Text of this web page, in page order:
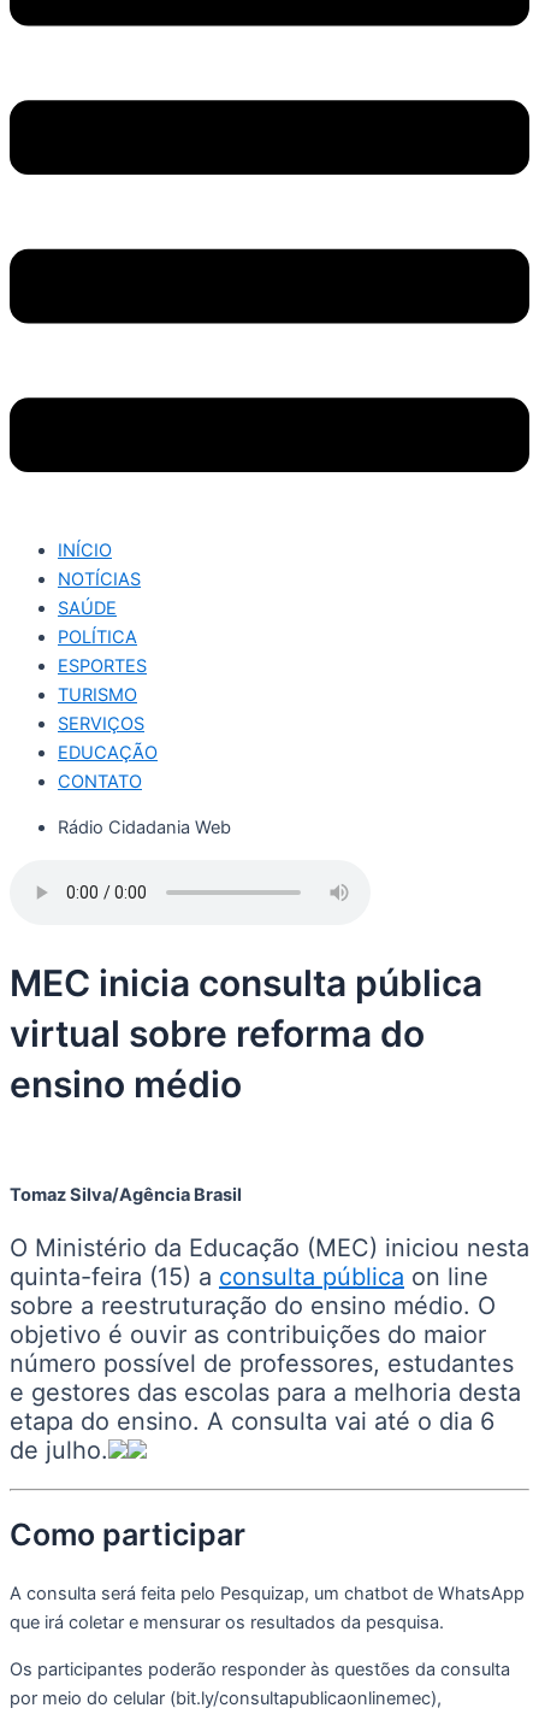
INÍCIO
NOTÍCIAS
SAÚDE
POLÍTICA
ESPORTES
TURISMO
SERVIÇOS
EDUCAÇÃO
CONTATO
Rádio Cidadania Web
MEC inicia consulta pública
virtual sobre reforma do
ensino médio
Tomaz Silva/Agência Brasil
O Ministério da Educação (MEC) iniciou nesta
quinta-feira (15) a consulta pública on line
sobre a reestruturação do ensino médio. O
objetivo é ouvir as contribuições do maior
número possível de professores, estudantes
e gestores das escolas para a melhoria desta
etapa do ensino. A consulta vai até o dia 6
de julho.
Como participar
A consulta será feita pelo Pesquizap, um chatbot de WhatsApp
que irá coletar e mensurar os resultados da pesquisa.
Os participantes poderão responder às questões da consulta
por meio do celular (bit.ly/consultapublicaonlinemec),